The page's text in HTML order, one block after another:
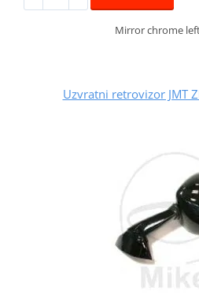
Mirror chrome
Uzvratni retrovizor JMT